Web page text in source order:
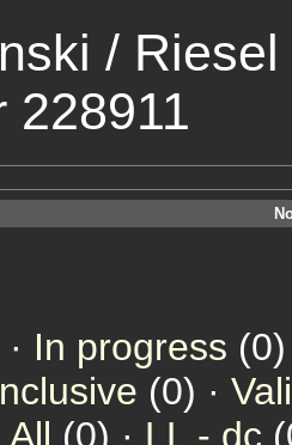
/
228911
In progress
(0) ·
All (0) · LL - dc